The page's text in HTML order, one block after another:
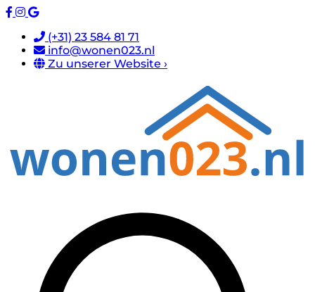
(+31) 23 584 81 71
info@wonen023.nl
Zu unserer Website ›